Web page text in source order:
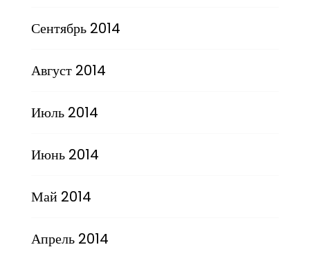
Сентябрь 2014
Август 2014
Июль 2014
Июнь 2014
Май 2014
Апрель 2014